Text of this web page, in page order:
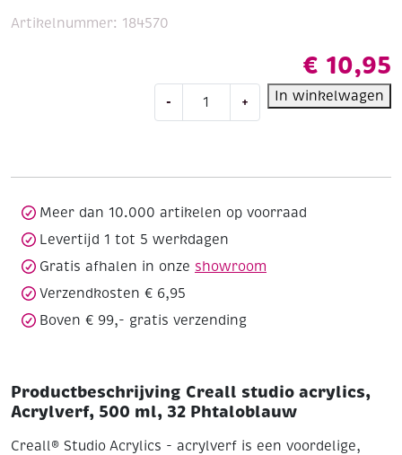
€ 10,95
-
32
Phtaloblauw
+ In winkelwagen
Artikelnummer: 184570
Meer dan 10.000 artikelen op voorraad
Levertijd 1 tot 5 werkdagen
Gratis afhalen in onze showroom
Verzendkosten € 6,95
Boven € 99,- gratis verzending
Productbeschrijving Creall studio acrylics,
Acrylverf, 500 ml, 32 Phtaloblauw
Creall® Studio Acrylics - acrylverf is een voordelige,